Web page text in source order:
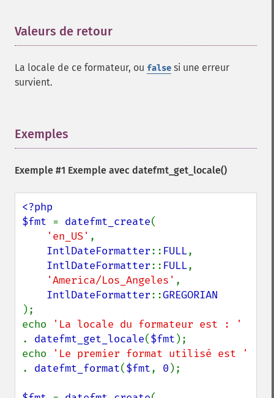
Valeurs de retour
La locale de ce formateur, ou false si une erreur
survient.
Exemples
Exemple #1 Exemple avec datefmt_get_locale()
<?php
$fmt = datefmt_create(
'en_US' ,
IntlDateFormatter:: FULL,
IntlDateFormatter:: FULL,
'America/Los_Angeles' ,
IntlDateFormatter::
);
echo
. datefmt_get_locale($fmt );
echo
. datefmt_format($fmt, 0 );